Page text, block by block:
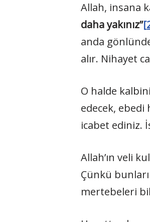
Allah, insana
daha yakınız”
anda
alır. Nihayet
O halde
edecek,
icabet ediniz.
Allah’ın veli
Çünkü
mertebeleri